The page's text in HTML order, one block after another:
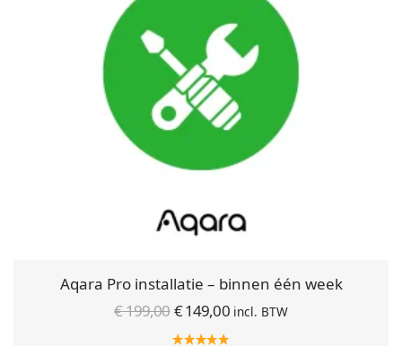
Aqara Pro installatie – binnen één week
€199,00Oorspronkelijke
prijs was:
€149,00 Huidige
incl. BTW